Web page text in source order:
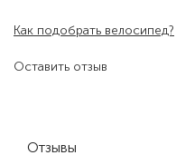
Оставить отзыв
Как подобрать велосипед?
Отзывы